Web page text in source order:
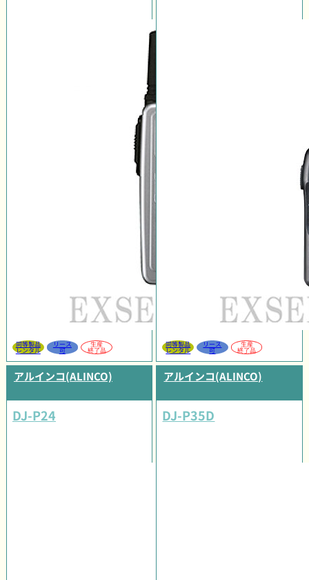
同等製品
レンタル
リース
可
生産
終了品
同等製品
レンタル
リース
可
生産
終了品
アルインコ(ALINCO)
DJ-P24
アルインコ(ALINCO)
DJ-P35D